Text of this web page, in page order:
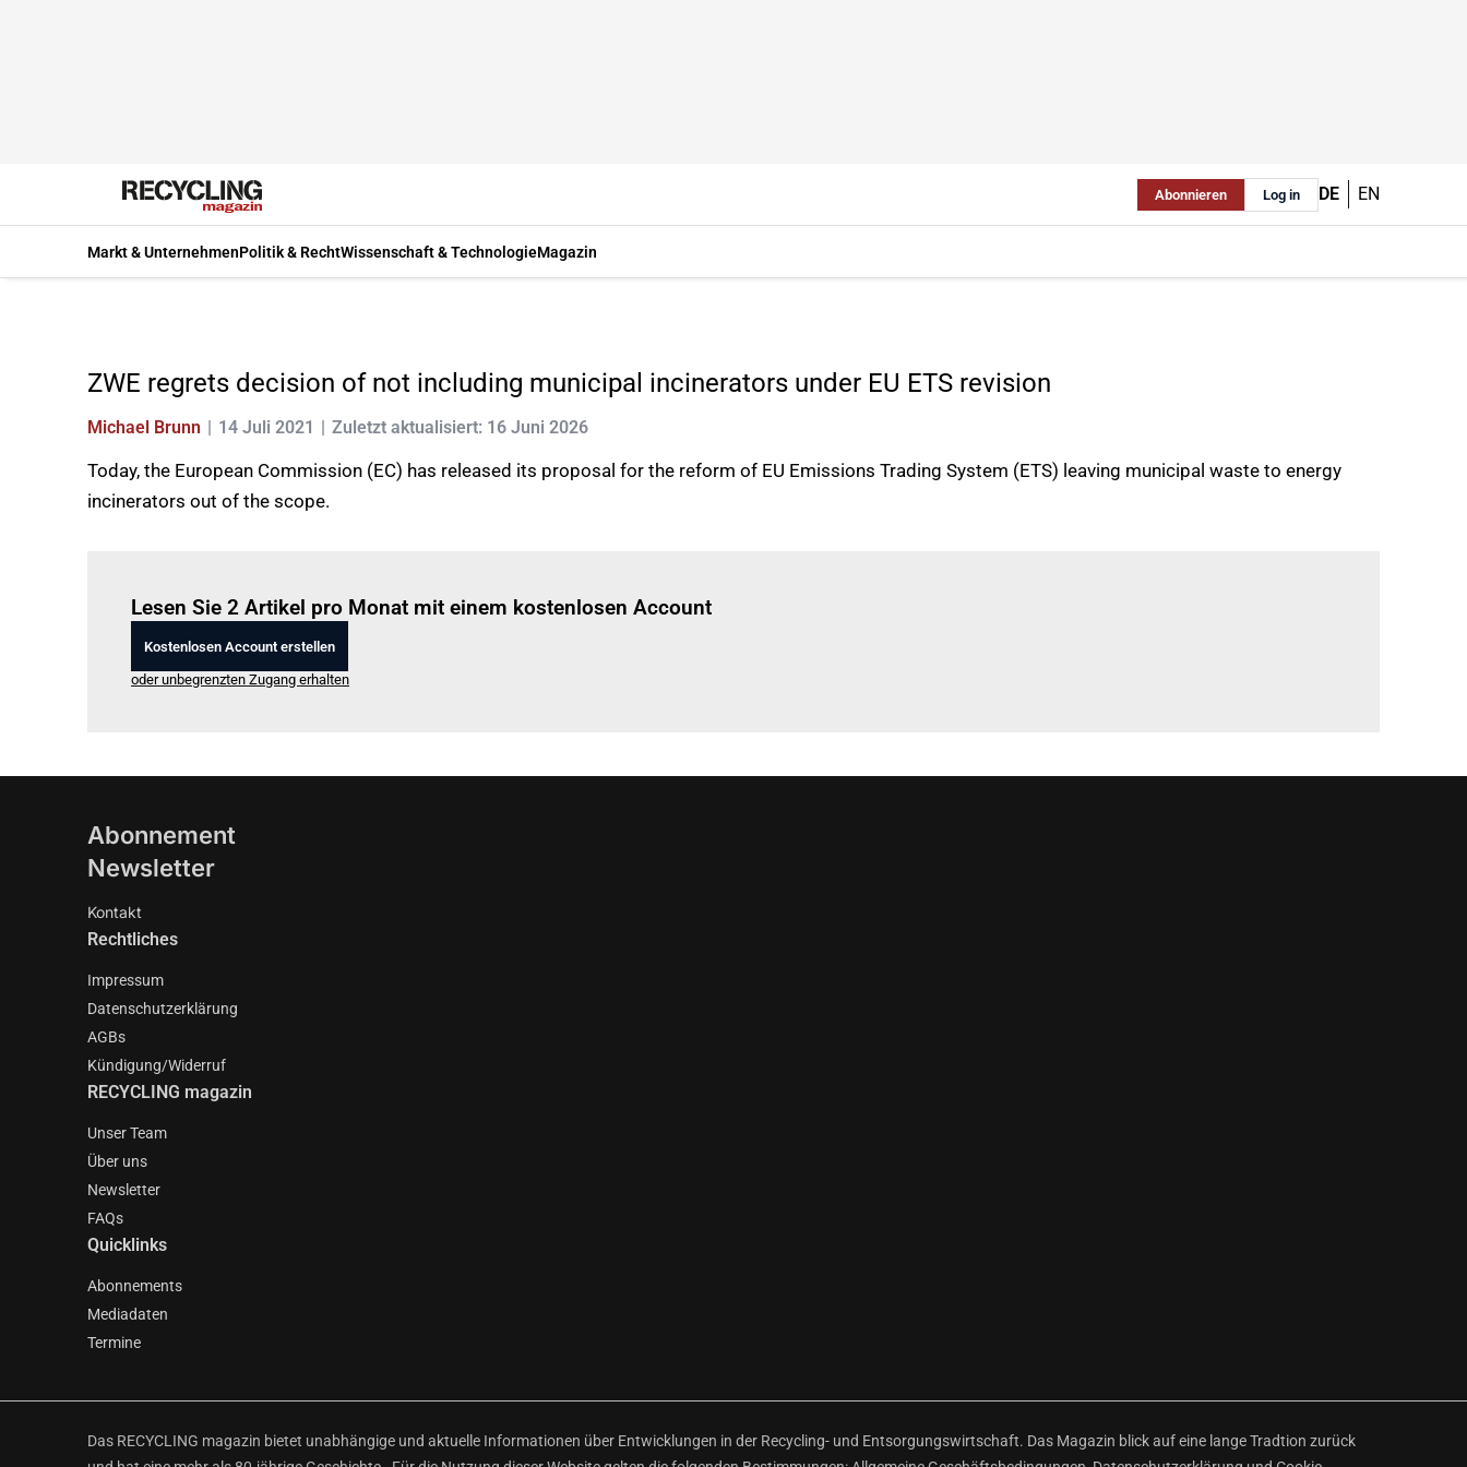
Abonnieren Log in DE EN
Markt & UnternehmenPolitik & RechtWissenschaft & TechnologieMagazin
ZWE regrets decision of not including municipal incinerators under EU ETS revision
Michael Brunn 14 Juli 2021 Zuletzt aktualisiert: 16 Juni 2026
Today, the European Commission (EC) has released its proposal for the reform of EU Emissions Trading System (ETS) leaving municipal waste to energy
incinerators out of the scope.
Lesen Sie 2 Artikel pro Monat mit einem kostenlosen Account
Kostenlosen Account erstellen
oder unbegrenzten Zugang erhalten
Abonnement
Newsletter
Kontakt
Rechtliches
Impressum
Datenschutzerklärung
AGBs
Kündigung/Widerruf
RECYCLING magazin
Unser Team
Über uns
Newsletter
FAQs
Quicklinks
Abonnements
Mediadaten
Termine
Das RECYCLING magazin bietet unabhängige und aktuelle Informationen über Entwicklungen in der Recycling- und Entsorgungswirtschaft. Das Magazin blick auf eine lange Tradtion zurück